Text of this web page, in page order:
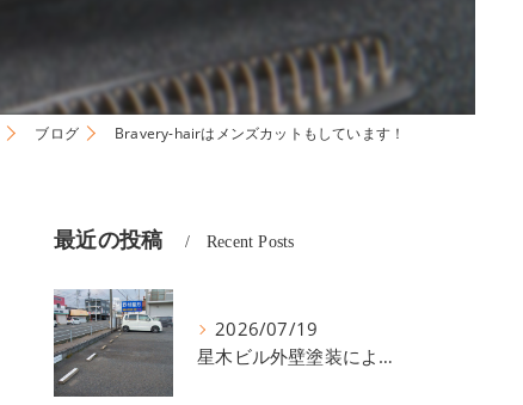
ブログ Bravery-hairはメンズカットもしています！
最近の投稿 Recent Posts
2026/07/19
星木ビル外壁塗装による、駐車場の件につきまして。